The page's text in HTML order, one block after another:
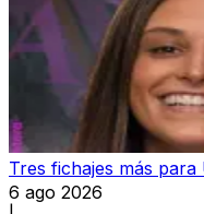
Tres fichajes más
6 ago 2026